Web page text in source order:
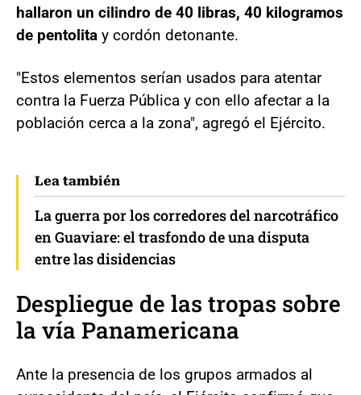
hallaron un cilindro de 40 libras, 40 kilogramos
de pentolita y cordón detonante.
"Estos elementos serían usados para atentar
contra la Fuerza Pública y con ello afectar a la
población cerca a la zona", agregó el Ejército.
Lea también
La guerra por los corredores del narcotráfico
en Guaviare: el trasfondo de una disputa
entre las disidencias
Despliegue de las tropas sobre
la vía Panamericana
Ante la presencia de los grupos armados al